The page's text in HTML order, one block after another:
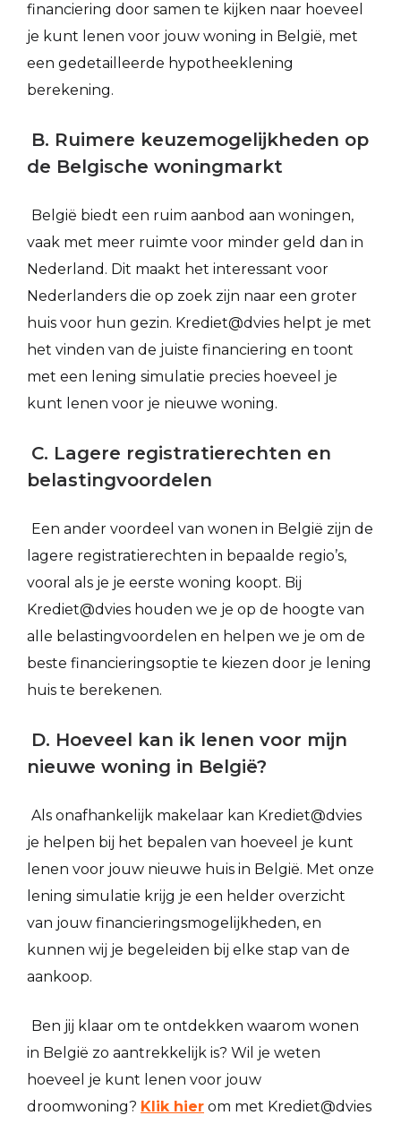
financiering door samen te kijken naar hoeveel
je kunt lenen voor jouw woning in België, met
een gedetailleerde hypotheeklening
berekening.
B. Ruimere keuzemogelijkheden op
de Belgische woningmarkt
België biedt een ruim aanbod aan woningen,
vaak met meer ruimte voor minder geld dan in
Nederland. Dit maakt het interessant voor
Nederlanders die op zoek zijn naar een groter
huis voor hun gezin. Krediet@dvies helpt je met
het vinden van de juiste financiering en toont
met een lening simulatie precies hoeveel je
kunt lenen voor je nieuwe woning.
C. Lagere registratierechten en
belastingvoordelen
Een ander voordeel van wonen in België zijn de
lagere registratierechten in bepaalde regio’s,
vooral als je je eerste woning koopt. Bij
Krediet@dvies houden we je op de hoogte van
alle belastingvoordelen en helpen we je om de
beste financieringsoptie te kiezen door je lening
huis te berekenen.
D. Hoeveel kan ik lenen voor mijn
nieuwe woning in België?
Als onafhankelijk makelaar kan Krediet@dvies
je helpen bij het bepalen van hoeveel je kunt
lenen voor jouw nieuwe huis in België. Met onze
lening simulatie krijg je een helder overzicht
van jouw financieringsmogelijkheden, en
kunnen wij je begeleiden bij elke stap van de
aankoop.
Ben jij klaar om te ontdekken waarom wonen
in België zo aantrekkelijk is? Wil je weten
hoeveel je kunt lenen voor jouw
droomwoning? Klik hier om met Krediet@dvies